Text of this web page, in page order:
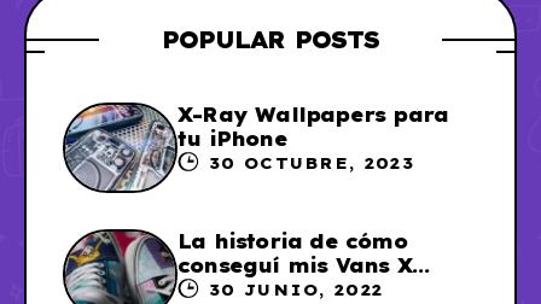
POPULAR POSTS
X-Ray Wallpapers para
tu iPhone
30 OCTUBRE, 2023
La historia de cómo
conseguí mis Vans X
Sailor Moon
30 JUNIO, 2022